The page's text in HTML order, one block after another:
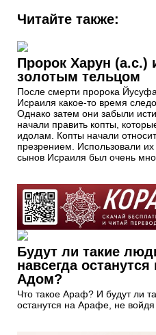
Читайте также:
Пророк Харун (а.с.)
золотым тельцом
После смерти пророка
Исраиля какое-то время
Однако затем они забыли
начали править копты,
идолам. Копты начали
презрением. Использовали
сынов Исраиля был очень
Будут ли такие
навсегда
Адом?
Что такое Араф? И будут ли
останутся на Арафе, не